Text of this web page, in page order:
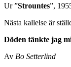
Ur ”Strountes”,
Nästa kallelse är
Döden tänkte jag
Av Bo Setterlind